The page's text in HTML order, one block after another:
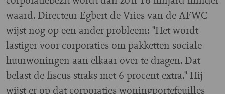
waard. Directeur Egbert de Vries van de AFWC
wijst nog op een ander probleem: "Het wordt
lastiger voor corporaties om pakketten sociale
huurwoningen aan elkaar over te dragen. Dat
belast de fiscus straks met 6 procent extra." Hij
wijst er op dat corporaties woningportefeuilles